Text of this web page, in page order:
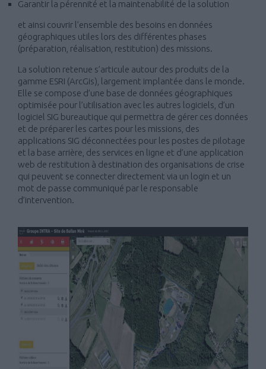
Garantir la pérennité et la maintenabilité de la solution
et ainsi couvrir l’ensemble des besoins en données
géographiques utiles lors des différentes phases
(préparation, réalisation, restitution) des missions.
La solution retenue s’articule autour des produits de la
gamme ESRI (ArcGis), largement implantée dans le monde.
Elle se compose d’une base de données géographiques
optimisée pour l’utilisation avec les autres logiciels, d’un
logiciel SIG bureautique qui permettra de gérer ces données
et de préparer les cartes pour les missions, des
applications SIG déconnectées pour les postes de pilotage
et la base arrière, des services en ligne et d’une application
web de restitution à destination des organisations de crise
qui peuvent se connecter directement via un login et un
mot de passe communiqué par le responsable
d’intervention.